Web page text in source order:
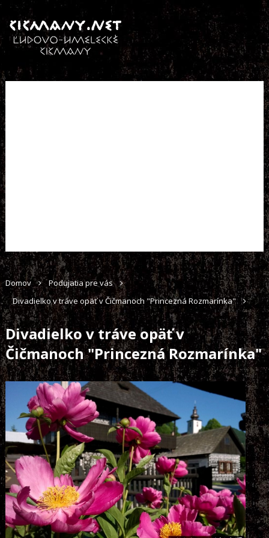
Domov
Podujatia pre vás
Divadielko v tráve opäť v Čičmanoch "Princezná Rozmarínka"
Divadielko v tráve opäť v
Čičmanoch "Princezná Rozmarínka"